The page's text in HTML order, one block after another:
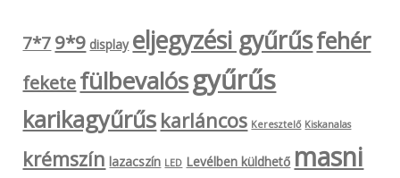
7*79*9 display eljegyzési gyűrűsfehér
feketefülbevalósgyűrűs
karikagyűrűs karláncos Keresztelő Kiskanalas
krémszín lazacszín LED Levélben küldhető masni